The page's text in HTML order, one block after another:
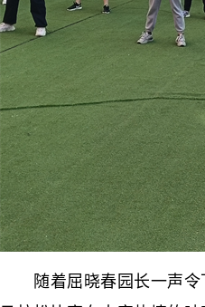
随着屈晓春园长一声令